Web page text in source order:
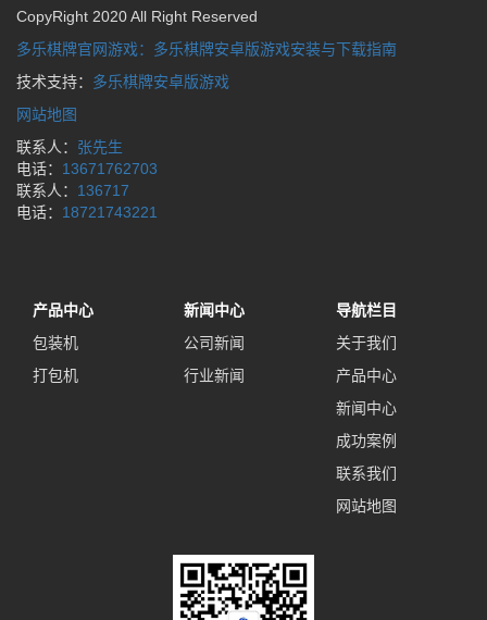
CopyRight 2020 All Right Reserved
多乐棋牌官网游戏：多乐棋牌安卓版游戏安装与下载指南
技术支持： 多乐棋牌安卓版游戏
网站地图
联系人： 张先生
电话： 13671762703
联系人： 136717
电话： 18721743221
产品中心
包装机
打包机
新闻中心
公司新闻
行业新闻
导航栏目
关于我们
产品中心
新闻中心
成功案例
联系我们
网站地图